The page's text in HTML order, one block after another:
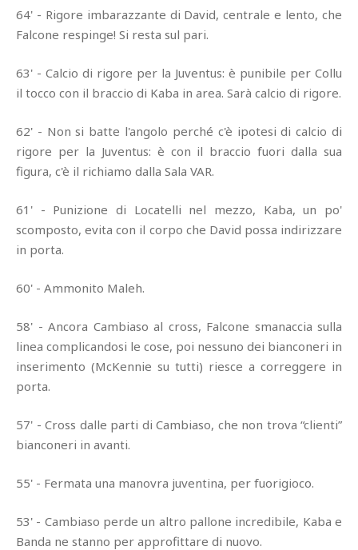
64' - Rigore imbarazzante di David, centrale e lento, che
Falcone respinge! Si resta sul pari.
63' - Calcio di rigore per la Juventus: è punibile per Collu
il tocco con il braccio di Kaba in area. Sarà calcio di rigore.
62' - Non si batte l'angolo perché c'è ipotesi di calcio di
rigore per la Juventus: è con il braccio fuori dalla sua
figura, c'è il richiamo dalla Sala VAR.
61' - Punizione di Locatelli nel mezzo, Kaba, un po'
scomposto, evita con il corpo che David possa indirizzare
in porta.
60' - Ammonito Maleh.
58' - Ancora Cambiaso al cross, Falcone smanaccia sulla
linea complicandosi le cose, poi nessuno dei bianconeri in
inserimento (McKennie su tutti) riesce a correggere in
porta.
57' - Cross dalle parti di Cambiaso, che non trova “clienti”
bianconeri in avanti.
55' - Fermata una manovra juventina, per fuorigioco.
53' - Cambiaso perde un altro pallone incredibile, Kaba e
Banda ne stanno per approfittare di nuovo.